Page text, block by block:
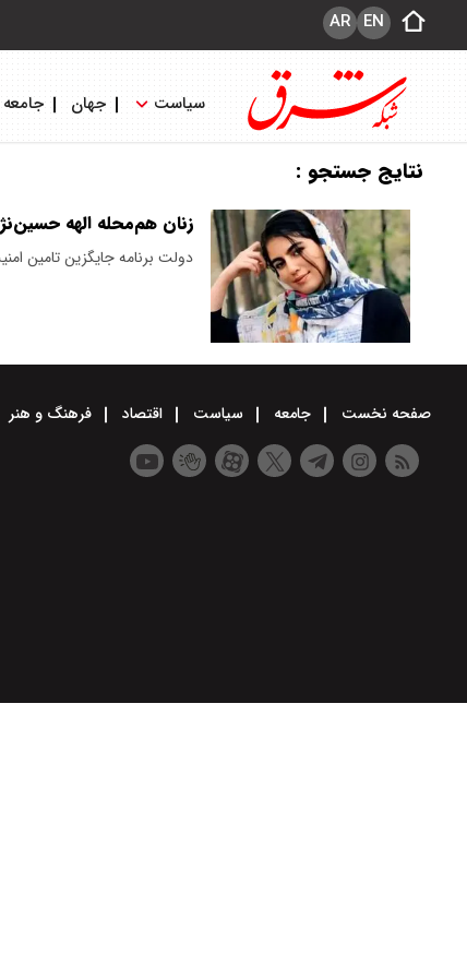
EN
AR
سیاست جهان جامعه
نتایج جستجو :
زنان هم‌محله الهه
دولت برنامه جایگزین تامین
صفحه نخست جامعه سیاست اقتصاد فرهنگ و هنر